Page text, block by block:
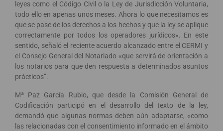
leyes como el Código Civil o la Ley de Jurisdicción Voluntaria,
todo ello en apenas unos meses. Ahora lo que necesitamos es
que se pase de los derechos a los hechos y que la ley se aplique
correctamente por todos los operadores jurídicos». En este
sentido, señaló el reciente acuerdo alcanzado entre el CERMI y
el Consejo General del Notariado «que servirá de orientación a
los notarios para que den respuesta a determinados asuntos
prácticos”.
Mª Paz García Rubio, que desde la Comisión General de
Codificación participó en el desarrollo del texto de la ley,
demandó que algunas normas deben aún adaptarse, «como
las relacionadas con el consentimiento informado en el ámbito